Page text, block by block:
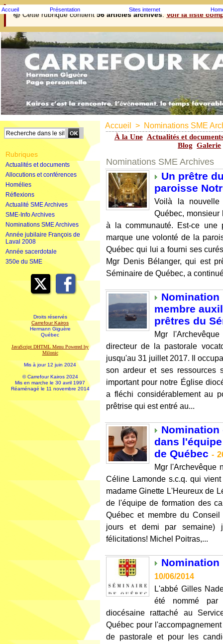
📚 Cette rubrique contient56 articles archivés.Voir la liste
Accueil Présentation Sites internet
Rubriques
Actualités et documents
Allocutions et conférences
Homélies
Réflexions
Actualité SME Archives
SME-Info Archives
Nominations SME Archives
Année jubilaire François de
Laval 2008
Année sacerdotale
350e du SME
Droits réservés
Carrefour Kairos
Hermann Giguère
Québec
JavaScript DHTML Menu Powered by
Milonic
Mis à jour 12 juin 2024
© Carrefour Kairos 2024
Mis en marche le 30 avril 1997
Réaménagé le 11 novembre 2014
Accueil > Nominations SME
À la Une Actualités et
Blog Galerie
Nominations SME Archives
Un prêtre
paroisse
Voilà la
Québec,
à la communauté. Est-ce une
marque une volonté de la
Québec qui lui a fourni ses
Mgr Denis Bélanger, qui est
Séminaire de Québec, a
Nomination
membre
prêtres du
Mgr
directeur de la pastorale
jusqu'au 31 juillet 2017. Il
son ardeur et ses ressources
important pour notre Église
a fléchi considérablement au
prêtrise qui est entré au...
Nomination
dans
de Québec -
Mgr l'Archevêque
Céline Lamonde s.c.q. qui
madame Ginette L'Heureux de
de l'équipe de formation des
Québec et membre du
jours et demi par semaine)
félicitations! Michel Poitras,...
Nomination
10/06/2014
L'abbé Gilles
été nommé par
diocésaine rattaché au
Québec pour
de pastorale et pour les